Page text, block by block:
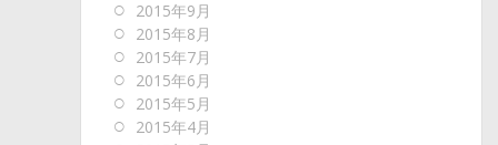
2015年9月
2015年8月
2015年7月
2015年6月
2015年5月
2015年4月